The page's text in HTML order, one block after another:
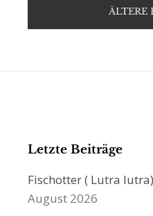
ÄLTERE
Letzte Beiträge
Fischotter ( Lutra
August 2026